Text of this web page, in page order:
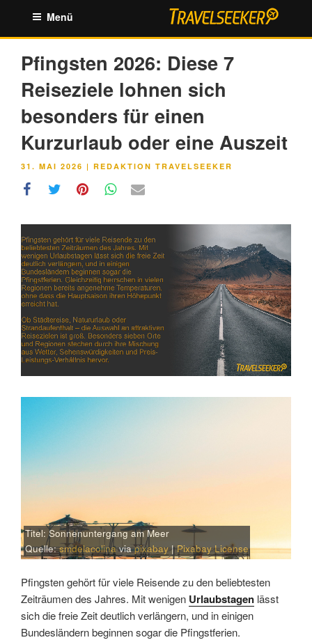
springen
Menü
Pfingsten 2026: Diese 7
Reiseziele lohnen sich
besonders für einen
Kurzurlaub oder eine Auszeit
VERÖFFENTLICHT
31. MAI 2026 | REDAKTION TRAVELSEEKER
Link Embed
Titel: Sonnenuntergang am Meer
Quelle:smdelacolinaviapixabay|Pixabay License
Pfingsten gehört für viele Reisende zu den beliebtesten
Zeiträumen des Jahres. Mit wenigen Urlaubstagen lässt
sich die freie Zeit deutlich verlängern, und in einigen
Bundesländern beginnen sogar die Pfingstferien.